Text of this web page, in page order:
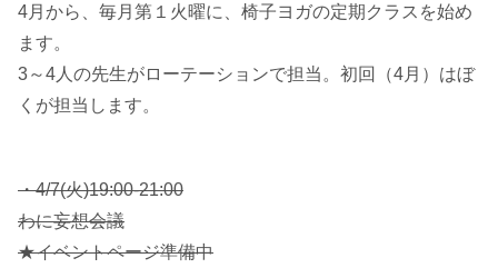
4月から、毎月第１火曜に、椅子ヨガの定期クラスを始め
ます。
3～4人の先生がローテーションで担当。初回（4月）はぼ
くが担当します。
・4/7(火)19:00-21:00
わに妄想会議
★イベントページ準備中